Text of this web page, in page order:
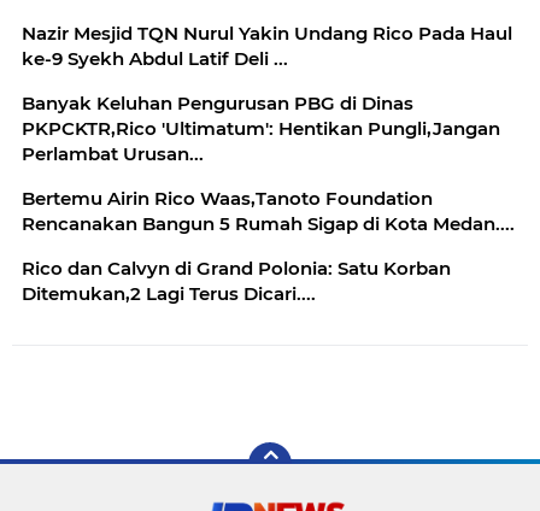
Nazir Mesjid TQN Nurul Yakin Undang Rico Pada Haul
ke-9 Syekh Abdul Latif Deli ...
Banyak Keluhan Pengurusan PBG di Dinas
PKPCKTR,Rico 'Ultimatum': Hentikan Pungli,Jangan
Perlambat Urusan...
Bertemu Airin Rico Waas,Tanoto Foundation
Rencanakan Bangun 5 Rumah Sigap di Kota Medan....
Rico dan Calvyn di Grand Polonia: Satu Korban
Ditemukan,2 Lagi Terus Dicari....